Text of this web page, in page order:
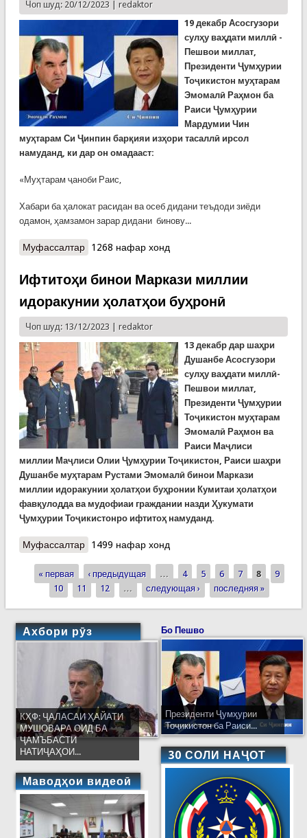
Чоп шуд: 20/12/2023 | redaktor
19 декабр Асосгузори
сулҳу ваҳдати миллӣ -
Пешвои миллат,
Президенти Ҷумҳурии
Тоҷикистон муҳтарам
Эмомалӣ Раҳмон ба
Раиси Ҷумҳурии
Мардумии Чин
муҳтарам Си Ҷинпин барқияи изҳори тасаллӣ ирсол
намуданд, ки дар он омадааст:
«Муҳтарам ҷаноби Раис,
Хабари ба ҳалокат расидан ва осеб дидани теъдоди зиёди
одамон, ҳамзамон зарар дидани бинову...
Муфассалтаро Барқияи изҳори тасаллии Президенти
Мардумии Чин Си Ҷинпин
1268 нафар хонд
Ифтитоҳи бинои Маркази миллии
идоракунии ҳолатҳои буҳронӣ
Чоп шуд: 13/12/2023 | redaktor
13 декабр дар шаҳри
Душанбе Асосгузори
сулҳу ваҳдати миллӣ-
Пешвои миллат,
Президенти Ҷумҳурии
Тоҷикистон муҳтарам
Эмомалӣ Раҳмон ва
Раиси Маҷлиси
миллии Маҷлиси Олии Ҷумҳурии Тоҷикистон, Раиси шаҳри
Душанбе муҳтарам Рустами Эмомалӣ бинои Маркази
миллии идоракунии ҳолатҳои буҳронии Кумитаи ҳолатҳои
фавқулодда ва мудофиаи граждании назди Ҳукумати
Ҷумҳурии Тоҷикистонро ифтитоҳ намуданд.
Муфассалтаро Ифтитоҳи бинои Маркази миллии идоракунии
1499 нафар хонд
Страницы
« первая ‹ предыдущая … 4 5 6 7 8
9
10
11 12 … следующая › последняя »
Ахбори рӯз
КҲФ: ҶАЛАСАИ ҲАЙАТИ
МУШОВАРА ОИД БА
ҶАМЪБАСТИ
НАТИҶАҲОИ...
Маводҳои видеоӣ
Бо Пешво
Президенти Ҷумҳурии
Тоҷикистон ба Раиси...
30 СОЛИ НАҶОТ